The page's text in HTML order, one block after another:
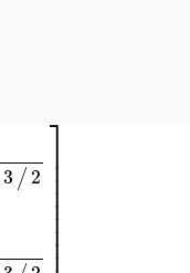
3 /2 ⎤⎥⎥⎥⎥⎥⎥⎥